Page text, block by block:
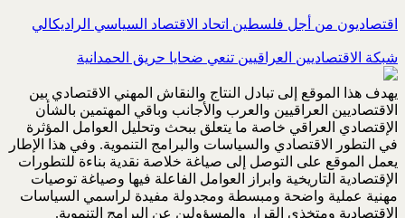
اقتصاديون من أجل فلسطين اتحاد الاقتصاد السياسي الراديكالي
شبكة الاقتصاديين العراقيين تنعي ضحايا حريق الحمدانية
يهدف هذا الموقع إلى تبادل النتاج والنقاش المهني الاقتصادي بين
الاقتصاديين العراقيين والعرب والأجانب وباقي المهتمين بالشأن
الإقتصادي العراقي خاصة ما يتعلق ببحث وتحليل العوامل المؤثرة
في التطور الاقتصادي والسياسات والبرامج التنموية. وفي هذا الإطار
يعمل الموقع على التوصل إلى صياغة خلاصة نقدية بناءة للتطورات
الإقتصادية التاريخية وابراز العوامل الفاعلة فيها وصياغة توصيات
مهنية عملية واضحة ومبسطة ومجدولة مفيدة لراسمي السياسات
الإقتصادية ومتخذي القرار والمسؤولين عن البرامج التنموية.